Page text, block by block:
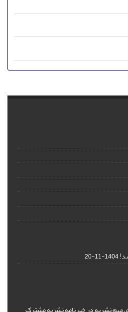
1404-11-20